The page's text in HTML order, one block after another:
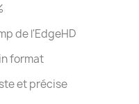
de l'EdgeHD
format
et précise